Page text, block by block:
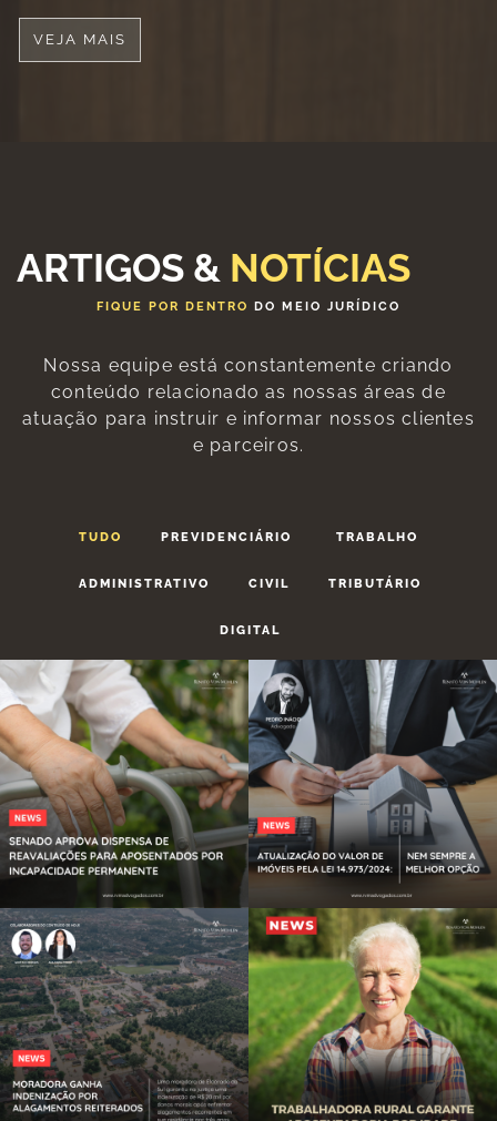
VEJA MAIS
ARTIGOS & NOTÍCIAS
FIQUE POR DENTRO DO MEIO JURÍDICO
Nossa equipe está constantemente criando
conteúdo relacionado as nossas áreas de
atuação para instruir e informar nossos clientes
e parceiros.
TUDO PREVIDENCIÁRIO TRABALHO
ADMINISTRATIVO CIVIL TRIBUTÁRIO
DIGITAL